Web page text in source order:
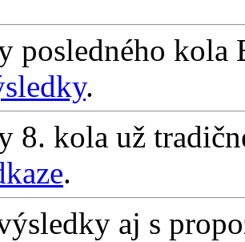
posledného kola
.
8. kola už
.
aj s